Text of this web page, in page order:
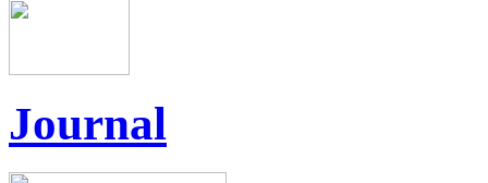
Journal